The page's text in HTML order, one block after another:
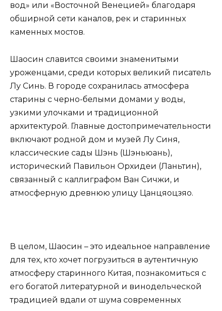
вод» или «Восточной Венецией» благодаря
обширной сети каналов, рек и старинных
каменных мостов.
Шаосин славится своими знаменитыми
уроженцами, среди которых великий писатель
Лу Синь. В городе сохранилась атмосфера
старины с черно-белыми домами у воды,
узкими улочками и традиционной
архитектурой. Главные достопримечательности
включают родной дом и музей Лу Синя,
классические сады Шэнь (Шэньюань),
исторический Павильон Орхидеи (Ланьтин),
связанный с каллиграфом Ван Сичжи, и
атмосферную древнюю улицу Цанцяоцзяо.
В целом, Шаосин – это идеальное направление
для тех, кто хочет погрузиться в аутентичную
атмосферу старинного Китая, познакомиться с
его богатой литературной и винодельческой
традицией вдали от шума современных